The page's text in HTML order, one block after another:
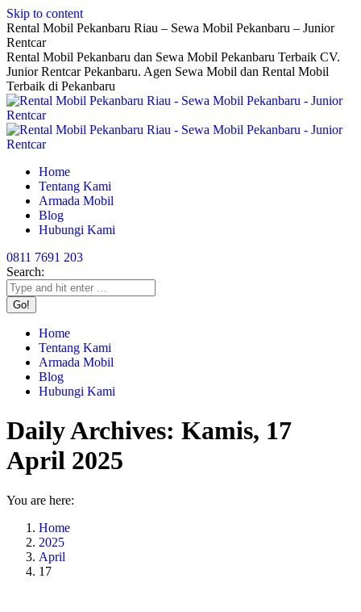
Skip to content
Rental Mobil Pekanbaru Riau – Sewa Mobil Pekanbaru – Junior
Rentcar
Rental Mobil Pekanbaru dan Sewa Mobil Pekanbaru Terbaik CV.
Junior Rentcar Pekanbaru. Agen Sewa Mobil dan Rental Mobil
Terbaik di Pekanbaru
Home
Tentang Kami
Armada Mobil
Blog
Hubungi Kami
0811 7691 203
Search:
Home
Tentang Kami
Armada Mobil
Blog
Hubungi Kami
Daily Archives: Kamis, 17
April 2025
You are here:
Home
2025
April
17